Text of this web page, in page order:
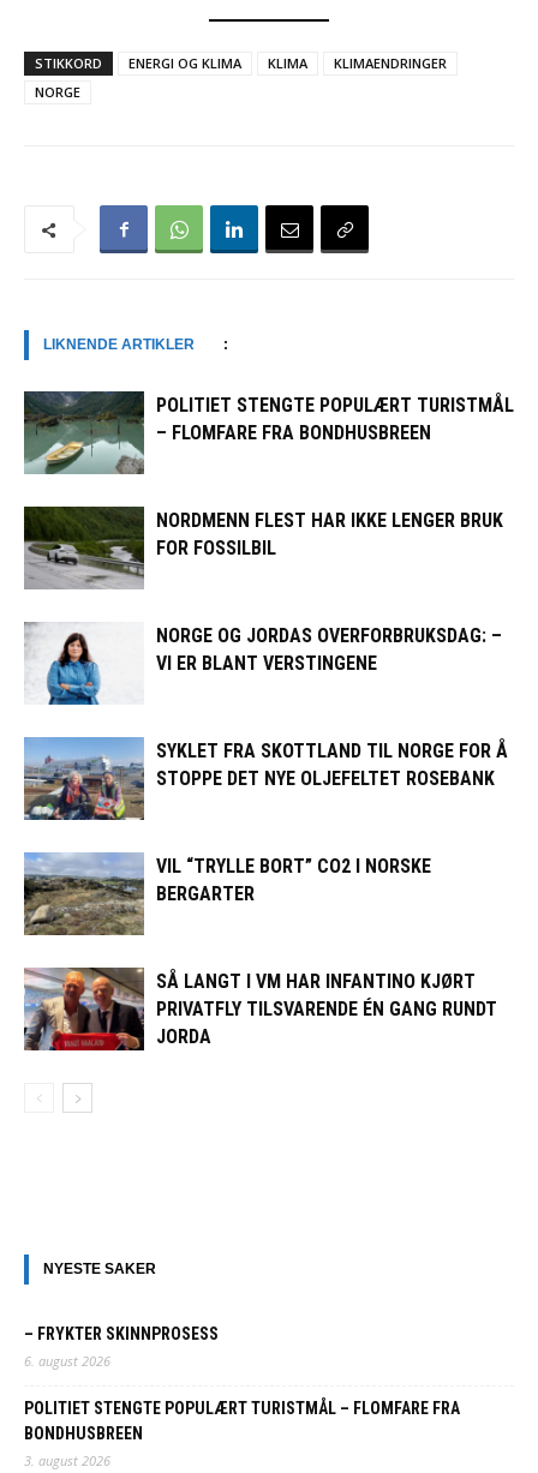
STIKKORD ENERGI OG KLIMA KLIMA
KLIMAENDRINGER
NORGE
LIKNENDE ARTIKLER :
POLITIET STENGTE POPULÆRT TURISTMÅL
– FLOMFARE FRA BONDHUSBREEN
NORDMENN FLEST HAR IKKE LENGER BRUK
FOR FOSSILBIL
NORGE OG JORDAS OVERFORBRUKSDAG: –
VI ER BLANT VERSTINGENE
SYKLET FRA SKOTTLAND TIL NORGE FOR Å
STOPPE DET NYE OLJEFELTET ROSEBANK
VIL “TRYLLE BORT” CO2 I NORSKE
BERGARTER
SÅ LANGT I VM HAR INFANTINO KJØRT
PRIVATFLY TILSVARENDE ÉN GANG RUNDT
JORDA
NYESTE SAKER
– FRYKTER SKINNPROSESS
6. august 2026
POLITIET STENGTE POPULÆRT TURISTMÅL – FLOMFARE FRA
BONDHUSBREEN
3. august 2026